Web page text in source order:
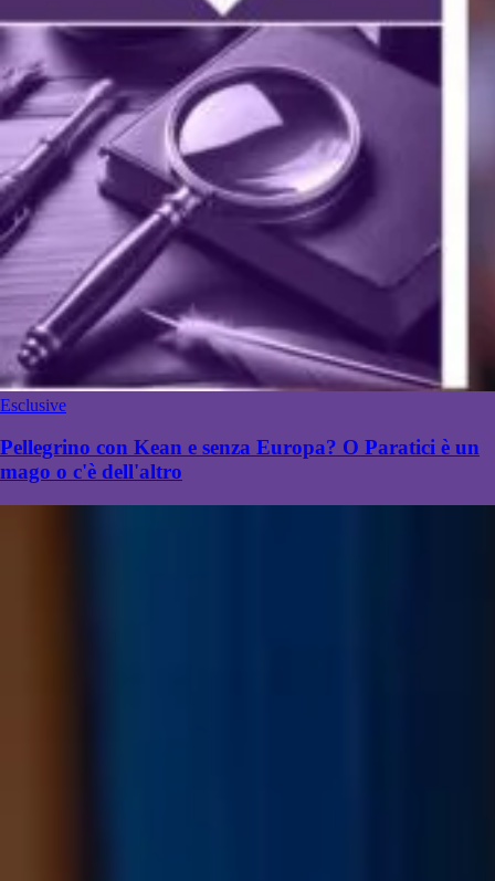
Esclusive
Pellegrino con Kean e senza Europa? O Paratici è un
mago o c'è dell'altro